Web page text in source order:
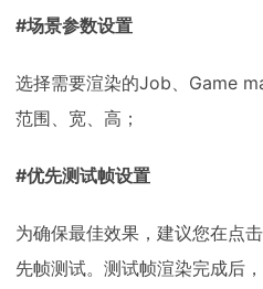
#场景参数设置
选择需要渲染的Job、Game
范围、宽、高；
#优先测试帧设置
为确保最佳效果，建议您在点
先帧测试。测试帧渲染完成后